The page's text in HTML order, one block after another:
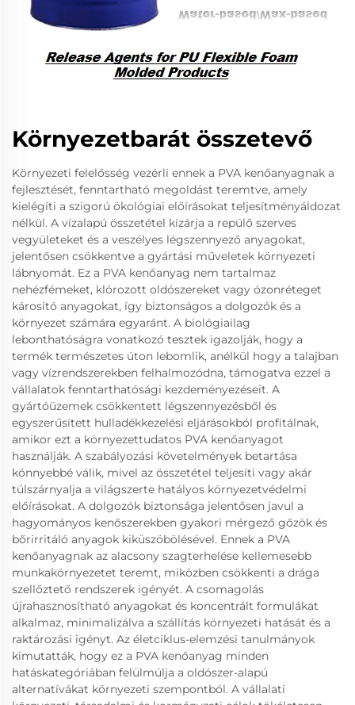
Környezetbarát összetevő
Környezeti felelősség vezérli ennek a PVA kenőanyagnak a
fejlesztését, fenntartható megoldást teremtve, amely
kielégíti a szigorú ökológiai előírásokat teljesítményáldozat
nélkül. A vízalapú összetétel kizárja a repülő szerves
vegyületeket és a veszélyes légszennyező anyagokat,
jelentősen csökkentve a gyártási műveletek környezeti
lábnyomát. Ez a PVA kenőanyag nem tartalmaz
nehézfémeket, klórozott oldószereket vagy ózonréteget
károsító anyagokat, így biztonságos a dolgozók és a
környezet számára egyaránt. A biológiailag
lebonthatóságra vonatkozó tesztek igazolják, hogy a
termék természetes úton lebomlik, anélkül hogy a talajban
vagy vízrendszerekben felhalmozódna, támogatva ezzel a
vállalatok fenntarthatósági kezdeményezéseit. A
gyártóüzemek csökkentett légszennyezésből és
egyszerűsített hulladékkezelési eljárásokból profitálnak,
amikor ezt a környezettudatos PVA kenőanyagot
használják. A szabályozási követelmények betartása
könnyebbé válik, mivel az összetétel teljesíti vagy akár
túlszárnyalja a világszerte hatályos környezetvédelmi
előírásokat. A dolgozók biztonsága jelentősen javul a
hagyományos kenőszerekben gyakori mérgező gőzök és
bőrirritáló anyagok kiküszöbölésével. Ennek a PVA
kenőanyagnak az alacsony szagterhelése kellemesebb
munkakörnyezetet teremt, miközben csökkenti a drága
szellőztető rendszerek igényét. A csomagolás
újrahasznosítható anyagokat és koncentrált formulákat
alkalmaz, minimalizálva a szállítás környezeti hatását és a
raktározási igényt. Az életciklus-elemzési tanulmányok
kimutatták, hogy ez a PVA kenőanyag minden
hatáskategóriában felülmúlja a oldószer-alapú
alternatívákat környezeti szempontból. A vállalati